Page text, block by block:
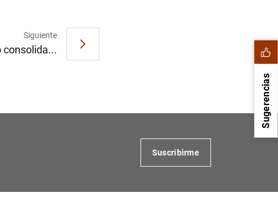
Siguiente
consolida...
Sugerencias
Suscribirme